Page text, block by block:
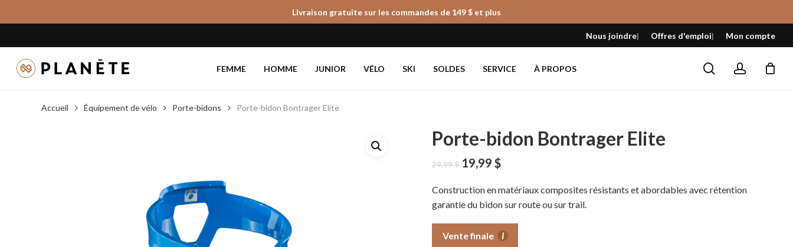
to
content
Livraison gratuite sur les commandes de 149 $ et plus
Nous joindre Offres d'emploi Mon compte
FEMME HOMME JUNIOR VÉLO SKI SOLDES SERVICE À PROPOS searchaccount
Fermer
le
panier
Accueil Équipement de vélo Porte-bidons Porte-bidon Bontrager Elite
Porte-bidon Bontrager Elite
29,99$ Le
prix
initial
était :
29,99 $.
19,99$Le
actuel
est :
19,99 $.
Construction en matériaux composites résistants et abordables avec rétention
garantie du bidon sur route ou sur trail.
Vente finale i